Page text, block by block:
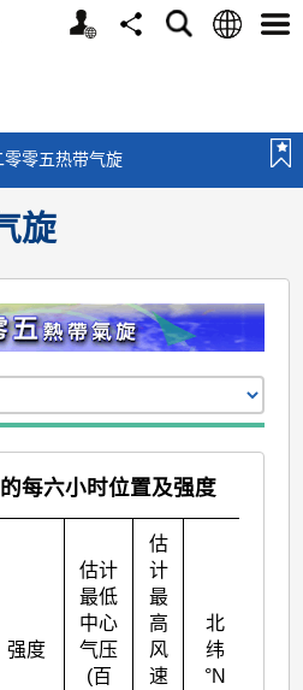
个
分
搜
语
选
零零五热带气旋
旋
每六小时位置及强度
强度
估计
最低
中心
气压
(百
估
计
最
高
风
速
北
纬
°N